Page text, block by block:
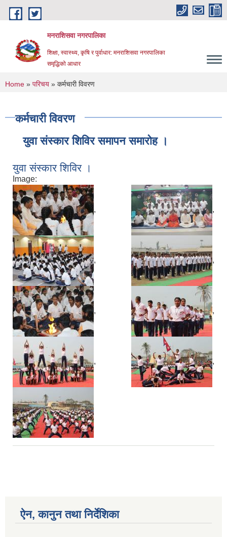
Skip to main content
मनराशिसवा नगरपालिका
शिक्षा, स्वास्थ्य, कृषि र पुर्वाधार: मनराशिसवा नगरपालिका
समृद्धिको आधार
You are here
Home » परिचय » कर्मचारी विवरण
कर्मचारी विवरण
युवा संस्कार शिविर समापन समारोह ।
युवा संस्कार शिविर ।
Image:
, ,
, ,
, ,
, ,
ऐन, कानुन तथा निर्देशिका